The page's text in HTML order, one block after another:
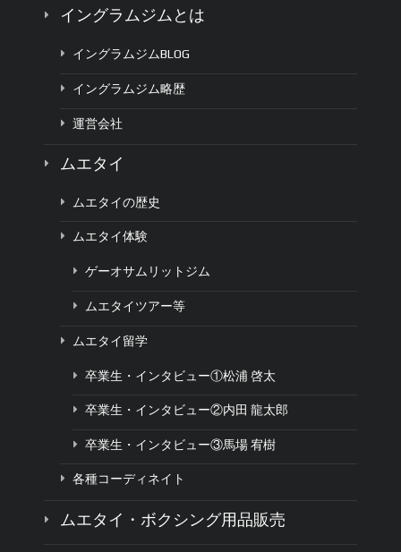
イングラムジムとは
イングラムジムBLOG
イングラムジム略歴
運営会社
ムエタイ
ムエタイの歴史
ムエタイ体験
ゲーオサムリットジム
ムエタイツアー等
ムエタイ留学
卒業生・インタビュー①松浦 啓太
卒業生・インタビュー②内田 龍太郎
卒業生・インタビュー③馬場 宥樹
各種コーディネイト
ムエタイ・ボクシング用品販売